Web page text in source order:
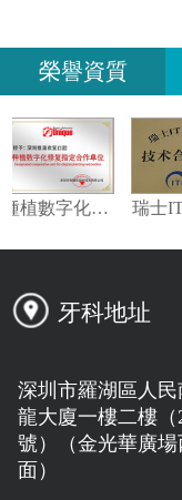
榮譽資質
牙科地址
深圳市羅湖區人
龍大廈一樓二樓（
號）（金光華廣
面）